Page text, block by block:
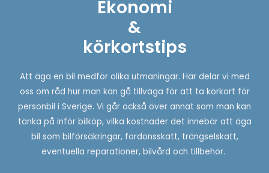
Ekonomi
&
körkortstips
Att äga en bil medför olika utmaningar. Här delar vi med
oss om råd hur man kan gå tillväga för att ta körkort för
personbil i Sverige. Vi går också över annat som man kan
tänka på inför bilköp, vilka kostnader det innebär att äga
bil som bilförsäkringar, fordonsskatt, trängselskatt,
eventuella reparationer, bilvård och tillbehör.